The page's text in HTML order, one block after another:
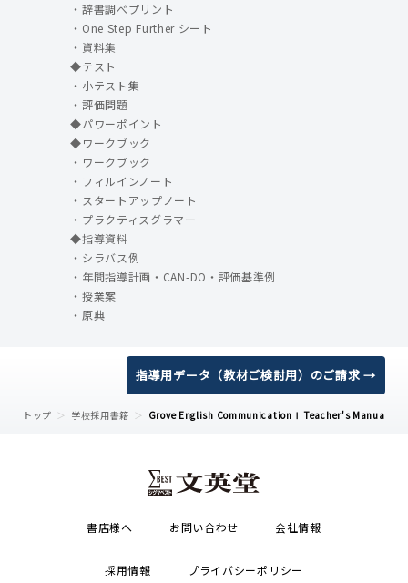
・辞書調べプリント
・One Step Further シート
・資料集
◆テスト
・小テスト集
・評価問題
◆パワーポイント
◆ワークブック
・ワークブック
・フィルインノート
・スタートアップノート
・プラクティスグラマー
◆指導資料
・シラバス例
・年間指導計画・CAN-DO・評価基準例
・授業案
・原典
指導用データ（教材ご検討用）のご請求 →
トップ 学校採用書籍 Grove English CommunicationⅠ Teacher's Manual
書店様へ お問い合わせ 会社情報
採用情報 プライバシーポリシー